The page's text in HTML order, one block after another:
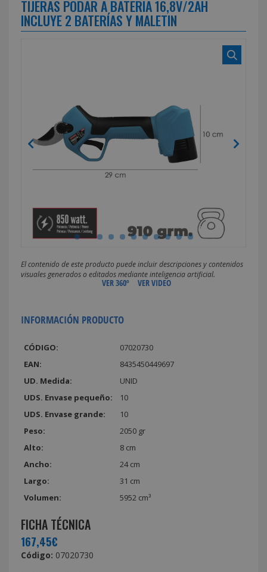
TIJERAS PODAR A BATERIA 16,8V/2AH
INCLUYE 2 BATERÍAS Y MALETIN
El contenido de este producto puede incluir descripciones y contenidos
visuales generados o editados mediante inteligencia artificial.
VER 360º VER VIDEO
INFORMACIÓN PRODUCTO
CÓDIGO:
07020730
EAN:
8435450449697
UD. Medida:
UNID
UDS. Envase pequeño:
10
UDS. Envase grande:
10
Peso:
2050 gr
Alto:
8 cm
Ancho:
24 cm
Largo:
31 cm
Volumen:
5952 cm³
FICHA TÉCNICA
167,45€
Código: 07020730